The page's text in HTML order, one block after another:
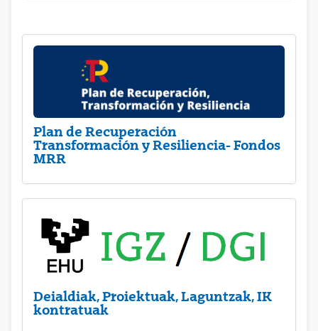
Plan de Recuperación
Transformación y Resiliencia- Fondos
MRR
Deialdiak, Proiektuak, Laguntzak, IK
kontratuak